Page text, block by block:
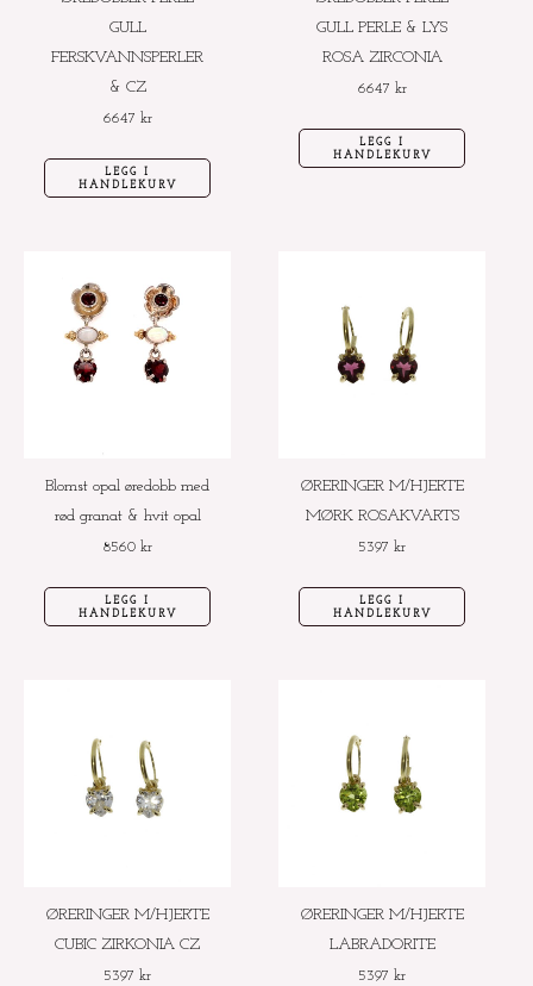
GULL
FERSKVANNSPERLER
& CZ
6647 kr
LEGG I
HANDLEKURV
GULL PERLE & LYS
ROSA ZIRCONIA
6647 kr
LEGG I
HANDLEKURV
Blomst opal øredobb med
rød granat & hvit opal
8560 kr
LEGG I
HANDLEKURV
ØRERINGER M/HJERTE
MØRK ROSAKVARTS
5397 kr
LEGG I
HANDLEKURV
ØRERINGER M/HJERTE
CUBIC ZIRKONIA CZ
5397 kr
ØRERINGER M/HJERTE
LABRADORITE
5397 kr